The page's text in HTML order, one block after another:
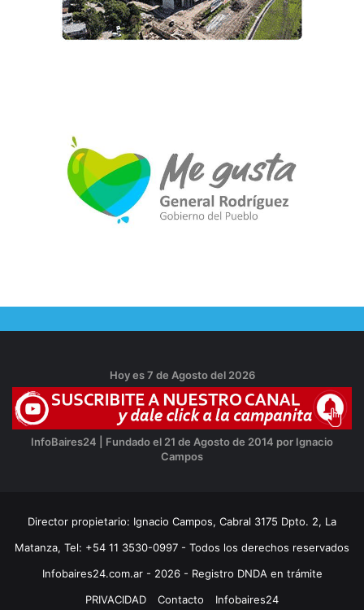
Hoy es 7 de Agosto del 2026
InfoBaires24 | Fundado el 21 de Agosto de 2014 por Ignacio
Campos
Director propietario: Ignacio Campos, Cabral 3175 Dpto. 2, La
Matanza, Tel: +54 11 3530-0997 - Todos los derechos reservados
Infobaires24.com.ar - 2026 - Registro DNDA en trámite
PRIVACIDAD
Contacto Infobaires24